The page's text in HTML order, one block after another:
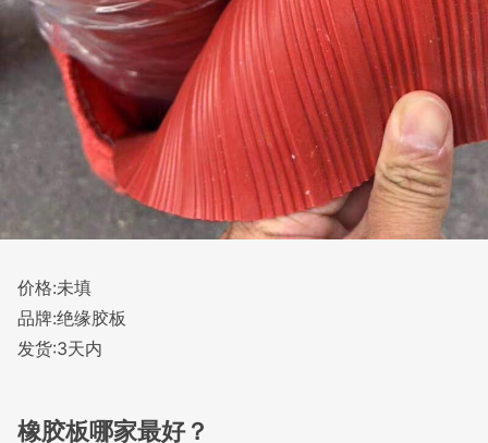
价格:未填
品牌:绝缘胶板
发货:3天内
橡胶板哪家最好？